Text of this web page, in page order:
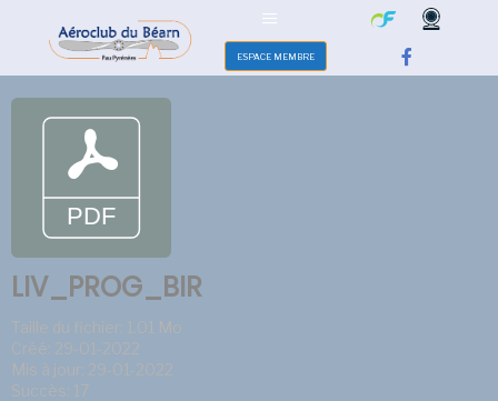
ESPACE MEMBRE
LIV_PROG_BIR
Taille du fichier: 1.01 Mo
Créé: 29-01-2022
Mis à jour: 29-01-2022
Succès: 17